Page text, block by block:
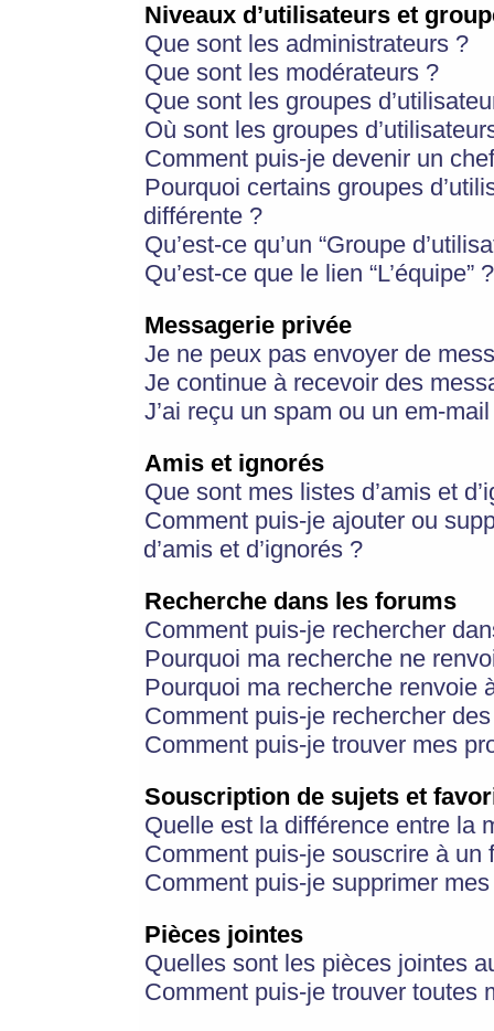
Niveaux d’utilisateurs et
Que sont les administrateurs ?
Que sont les modérateurs ?
Que sont les groupes
Où sont les groupes
Comment puis-je devenir un
Pourquoi certains groupes
différente ?
Qu’est-ce qu’un “Groupe
Qu’est-ce que le lien “L’équipe” ?
Messagerie privée
Je ne peux pas envoyer de
Je continue à recevoir des
J’ai reçu un spam ou un em-
Amis et ignorés
Que sont mes listes d’amis et
Comment puis-je ajouter ou
d’amis et d’ignorés ?
Recherche dans les forums
Comment puis-je rechercher
Pourquoi ma recherche ne
Pourquoi ma recherche renvoie
Comment puis-je rechercher
Comment puis-je trouver mes
Souscription de sujets et
Quelle est la différence entre la
Comment puis-je souscrire à
Comment puis-je supprimer
Pièces jointes
Quelles sont les pièces jointes
Comment puis-je trouver toutes